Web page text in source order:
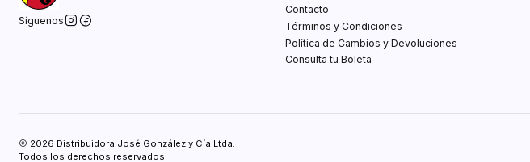
Síguenos
Contacto
Términos y Condiciones
Política de Cambios y Devoluciones
Consulta tu Boleta
2026 Distribuidora José González y Cía Ltda.
Todos los derechos reservados.